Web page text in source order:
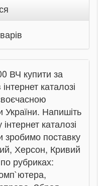
ВЧ купити за
каталозі
України. Напишіть
каталозі
зробимо поставку
Херсон, Кривий
по рубриках: